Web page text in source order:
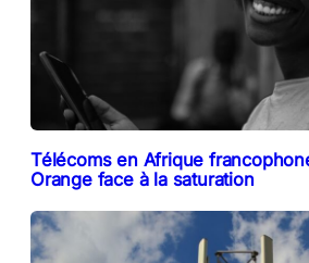
Télécoms en Afrique
Orange face à la saturation